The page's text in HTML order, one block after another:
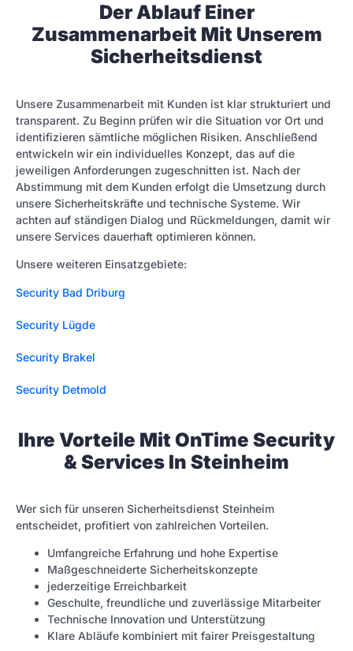
Der Ablauf Einer
Zusammenarbeit Mit Unserem
Sicherheitsdienst
Unsere Zusammenarbeit mit Kunden ist klar strukturiert und
transparent. Zu Beginn prüfen wir die Situation vor Ort und
identifizieren sämtliche möglichen Risiken. Anschließend
entwickeln wir ein individuelles Konzept, das auf die
jeweiligen Anforderungen zugeschnitten ist. Nach der
Abstimmung mit dem Kunden erfolgt die Umsetzung durch
unsere Sicherheitskräfte und technische Systeme. Wir
achten auf ständigen Dialog und Rückmeldungen, damit wir
unsere Services dauerhaft optimieren können.
Unsere weiteren Einsatzgebiete:
Security Bad Driburg
Security Lügde
Security Brakel
Security Detmold
Ihre Vorteile Mit OnTime Security
& Services In Steinheim
Wer sich für unseren Sicherheitsdienst Steinheim
entscheidet, profitiert von zahlreichen Vorteilen.
Umfangreiche Erfahrung und hohe Expertise
Maßgeschneiderte Sicherheitskonzepte
jederzeitige Erreichbarkeit
Geschulte, freundliche und zuverlässige Mitarbeiter
Technische Innovation und Unterstützung
Klare Abläufe kombiniert mit fairer Preisgestaltung